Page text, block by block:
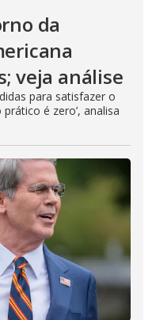
da
veja análise
para satisfazer o
é zero’, analisa